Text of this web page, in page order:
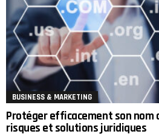
BUSINESS & MARKETING
Protéger efficacement son nom
risques et solutions juridiques